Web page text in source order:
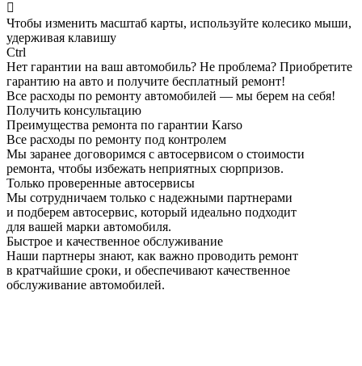

Чтобы изменить масштаб карты, используйте колесико мыши,
удерживая клавишу
Ctrl
Нет гарантии на ваш автомобиль? Не проблема? Приобретите
гарантию на авто и получите бесплатный ремонт!
Все расходы по ремонту автомобилей — мы берем на себя!
Получить консультацию
Преимущества ремонта по гарантии Karso
Все расходы по ремонту под контролем
Мы заранее договоримся с автосервисом о стоимости
ремонта, чтобы избежать неприятных сюрпризов.
Только проверенные автосервисы
Мы сотрудничаем только с надежными партнерами
и подберем автосервис, который идеально подходит
для вашей марки автомобиля.
Быстрое и качественное обслуживание
Наши партнеры знают, как важно проводить ремонт
в кратчайшие сроки, и обеспечивают качественное
обслуживание автомобилей.